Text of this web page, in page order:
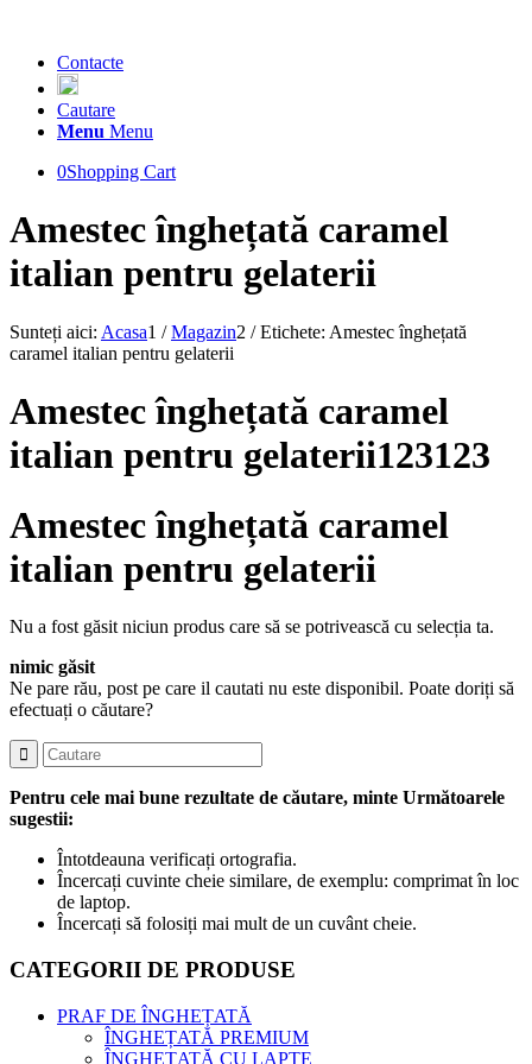
Contacte
Cautare
Menu Menu
0Shopping Cart
Amestec înghețată caramel
italian pentru gelaterii
Sunteți aici: Acasa1 / Magazin2 / Etichete: Amestec înghețată
caramel italian pentru gelaterii
Amestec înghețată caramel
italian pentru gelaterii123123
Amestec înghețată caramel
italian pentru gelaterii
Nu a fost găsit niciun produs care să se potrivească cu selecția ta.
nimic găsit
Ne pare rău, post pe care il cautati nu este disponibil. Poate doriți să
efectuați o căutare?
Pentru cele mai bune rezultate de căutare, minte Următoarele
sugestii:
Întotdeauna verificați ortografia.
Încercați cuvinte cheie similare, de exemplu: comprimat în loc
de laptop.
Încercați să folosiți mai mult de un cuvânt cheie.
CATEGORII DE PRODUSE
PRAF DE ÎNGHEȚATĂ
ÎNGHEȚATĂ PREMIUM
ÎNGHEȚATĂ CU LAPTE